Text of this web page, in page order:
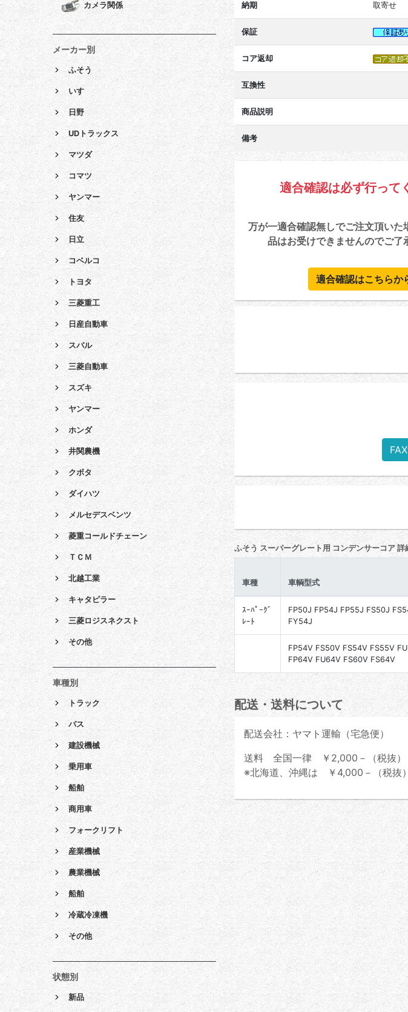
納期 取寄せ
保証
コア返却
互換性
商品説明
備考
適合確認は必ず行って
万が一適合確認無しでご注文頂いた
品はお受けできませんのでご了
適合確認はこちらか
ふそう スーパーグレート用 コンデンサーコア 詳
車種 車輌型式
ｽｰﾊﾟｰｸﾞ
ﾚｰﾄ
FP50J FP54J FP55J FS50J
FY54J
FP54V FS50V FS54V FS55V
FP64V FU64V FS60V FS64V
配送・送料について
配送会社：ヤマト運輸（宅急便）
送料 全国一律 ￥2,000－（税抜）
※北海道、沖縄は ￥4,000－（税抜）
カメラ関係
メーカー別
ふそう
いすゞ
日野
UDトラックス
マツダ
コマツ
ヤンマー
住友
日立
コベルコ
トヨタ
三菱重工
日産自動車
スバル
三菱自動車
スズキ
ヤンマー
ホンダ
井関農機
クボタ
ダイハツ
メルセデスベンツ
菱重コールドチェーン
ＴＣＭ
北越工業
キャタピラー
三菱ロジスネクスト
その他
車種別
トラック
バス
建設機械
乗用車
船舶
商用車
フォークリフト
産業機械
農業機械
船舶
冷蔵冷凍機
その他
状態別
新品